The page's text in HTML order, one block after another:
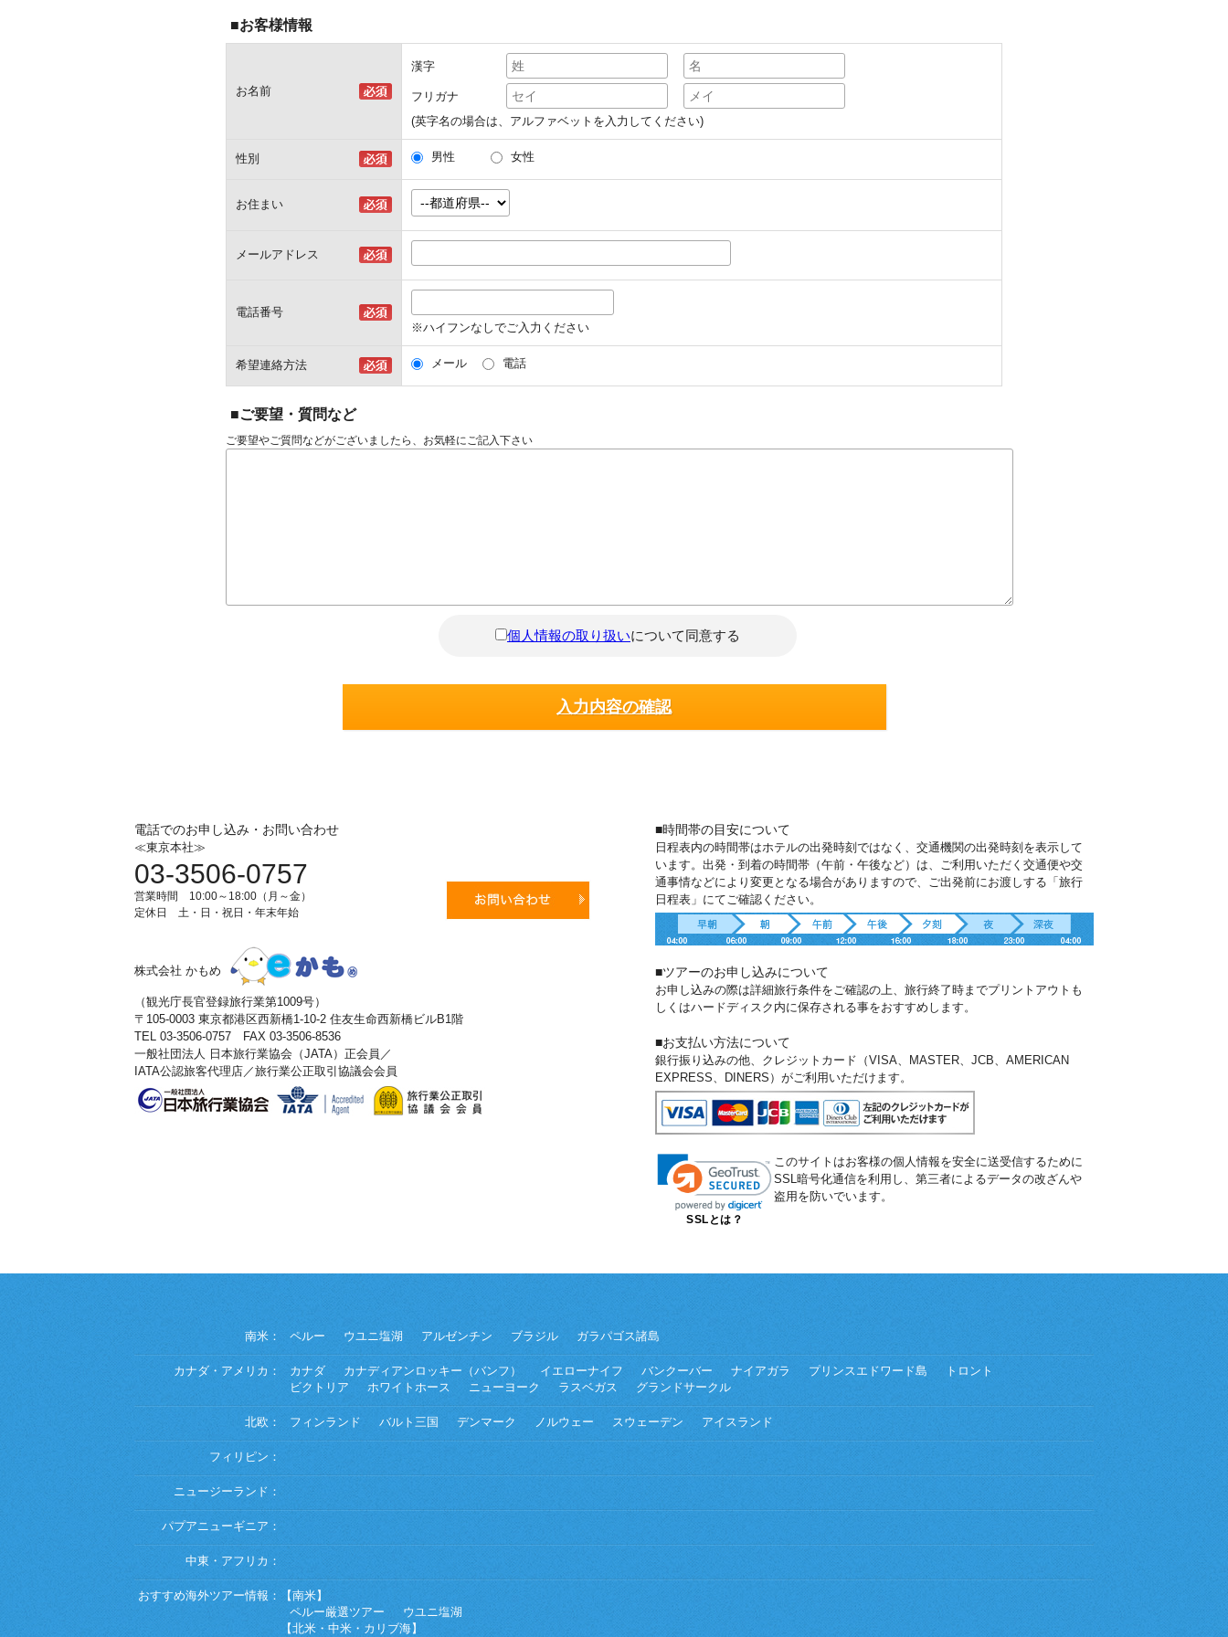
■お客様情報
お名前
漢字
フリガナ
(英字名の場合は、アルファベットを入力してください)
性別 男性 女性
お住まい
メールアドレス
電話番号
※ハイフンなしでご入力ください
希望連絡方法 メール 電話
■ご要望・質問など
ご要望やご質問などがございましたら、お気軽にご記入下さい
個人情報の取り扱いについて同意する
電話でのお申し込み・お問い合わせ
≪東京本社≫
03-3506-0757
営業時間 10:00～18:00（月～金）
定休日 土・日・祝日・年末年始
株式会社 かもめ
（観光庁長官登録旅行業第1009号）
〒105-0003 東京都港区西新橋1-10-2 住友生命西新橋ビルB1階
TEL 03-3506-0757 FAX 03-3506-8536
一般社団法人 日本旅行業協会（JATA）正会員／
IATA公認旅客代理店／旅行業公正取引協議会会員
■時間帯の目安について
日程表内の時間帯はホテルの出発時刻ではなく、交通機関の出発時刻を表示して
います。出発・到着の時間帯（午前・午後など）は、ご利用いただく交通便や交
通事情などにより変更となる場合がありますので、ご出発前にお渡しする「旅行
日程表」にてご確認ください。
■ツアーのお申し込みについて
お申し込みの際は詳細旅行条件をご確認の上、旅行終了時までプリントアウトも
しくはハードディスク内に保存される事をおすすめします。
■お支払い方法について
銀行振り込みの他、クレジットカード（VISA、MASTER、JCB、AMERICAN
EXPRESS、DINERS）がご利用いただけます。
SSLとは？
このサイトはお客様の個人情報を安全に送受信するために
SSL暗号化通信を利用し、第三者によるデータの改ざんや
盗用を防いでいます。
南米： ペルー ウユニ塩湖 アルゼンチン ブラジル ガラパゴス諸島
カナダ・アメリカ： カナダ カナディアンロッキー（バンフ） イエローナイフ バンクーバー ナイアガラ プリンスエドワード島
トロント
ビクトリア
ホワイトホース ニューヨーク ラスベガス グランドサークル
北欧： フィンランド バルト三国 デンマーク ノルウェー スウェーデン アイスランド
フィリピン：
ニュージーランド：
パプアニューギニア：
中東・アフリカ：
おすすめ海外ツアー情報：
【南米】
ペルー厳選ツアー
ウユニ塩湖
【北米・中米・カリブ海】